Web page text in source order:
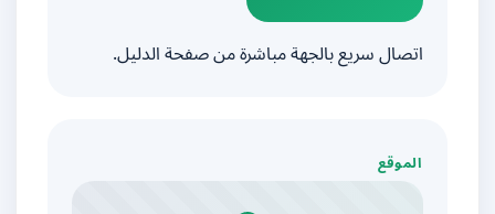
اتصال سريع بالجهة مباشرة من صفحة الدليل.
الموقع